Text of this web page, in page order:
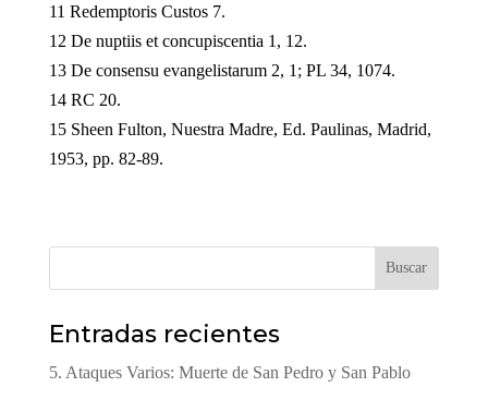
11 Redemptoris Custos 7.
12 De nuptiis et concupiscentia 1, 12.
13 De consensu evangelistarum 2, 1; PL 34, 1074.
14 RC 20.
15 Sheen Fulton, Nuestra Madre, Ed. Paulinas, Madrid,
1953, pp. 82-89.
Buscar
Entradas recientes
5. Ataques Varios: Muerte de San Pedro y San Pablo